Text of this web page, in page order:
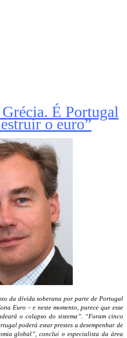
É Portugal
o euro”
da dívida soberana por parte de Portugal
Euro – e neste momento, parece que esse
o colapso do sistema”. “Foram cinco
poderá estar prestes a desempenhar de
global”, conclui o especialista da área